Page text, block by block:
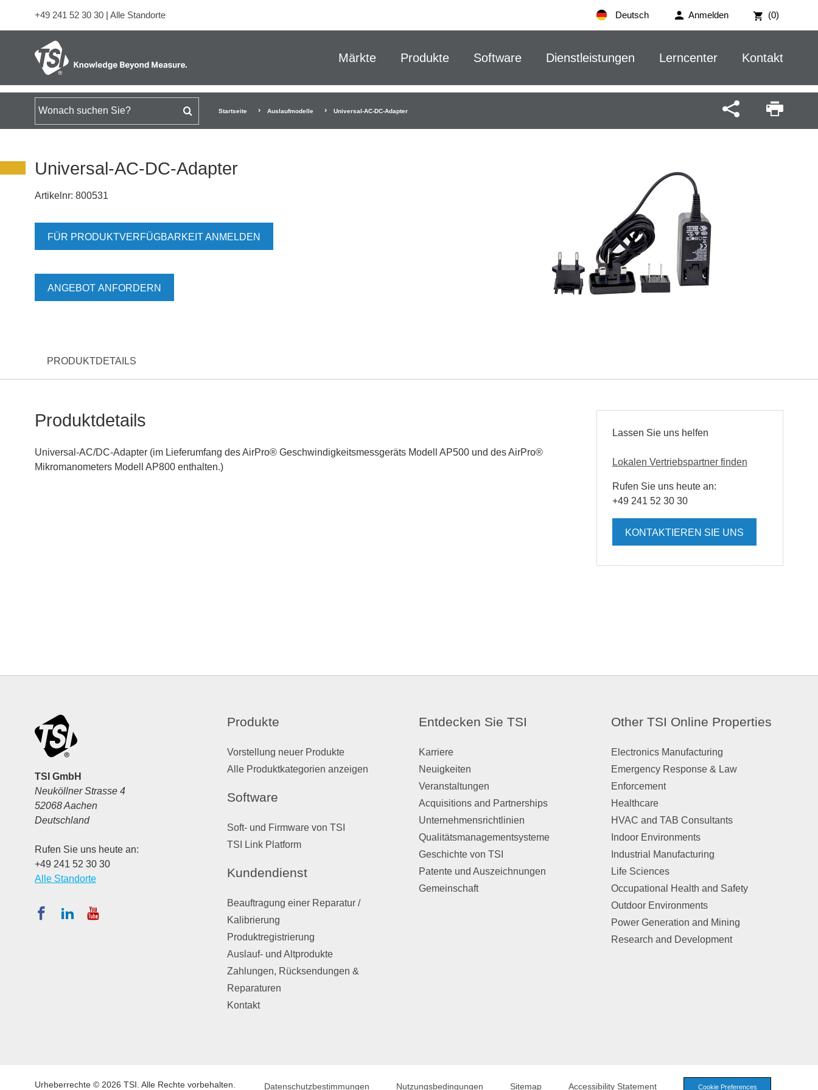
Anmelden (0)
+49 241 52 30 30 | Alle Standorte Deutsch
Märkte Produkte Software Dienstleistungen Lerncenter Kontakt
Suchen nach Startseite Auslaufmodelle Universal-AC-DC-Adapter
Universal-AC-DC-Adapter
Artikelnr: 800531
FÜR PRODUKTVERFÜGBARKEIT ANMELDEN
ANGEBOT ANFORDERN
PRODUKTDETAILS
Produktdetails
Universal-AC/DC-Adapter (im Lieferumfang des AirPro® Geschwindigkeitsmessgeräts Modell AP500 und des AirPro®
Mikromanometers Modell AP800 enthalten.)
Lassen Sie uns helfen
Lokalen Vertriebspartner finden
Rufen Sie uns heute an:
+49 241 52 30 30
KONTAKTIEREN SIE UNS
TSI GmbH
Neuköllner Strasse 4
52068 Aachen
Deutschland
Rufen Sie uns heute an:
+49 241 52 30 30
Alle Standorte
Produkte
Vorstellung neuer Produkte
Alle Produktkategorien anzeigen
Software
Soft- und Firmware von TSI
TSI Link Platform
Kundendienst
Beauftragung einer Reparatur /
Kalibrierung
Produktregistrierung
Auslauf- und Altprodukte
Zahlungen, Rücksendungen &
Reparaturen
Kontakt
Entdecken Sie TSI
Karriere
Neuigkeiten
Veranstaltungen
Acquisitions and Partnerships
Unternehmensrichtlinien
Qualitätsmanagementsysteme
Geschichte von TSI
Patente und Auszeichnungen
Gemeinschaft
Other TSI Online Properties
Electronics Manufacturing
Emergency Response & Law
Enforcement
Healthcare
HVAC and TAB Consultants
Indoor Environments
Industrial Manufacturing
Life Sciences
Occupational Health and Safety
Outdoor Environments
Power Generation and Mining
Research and Development
Urheberrechte © 2026 TSI. Alle Rechte vorbehalten. Datenschutzbestimmungen Nutzungsbedingungen Sitemap Accessibility Statement Cookie Preferences